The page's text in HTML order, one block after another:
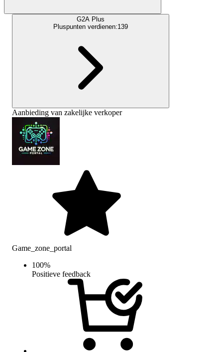
G2A Plus
Pluspunten verdienen:139
Aanbieding van zakelijke verkoper
Game_zone_portal
100%
Positieve feedback